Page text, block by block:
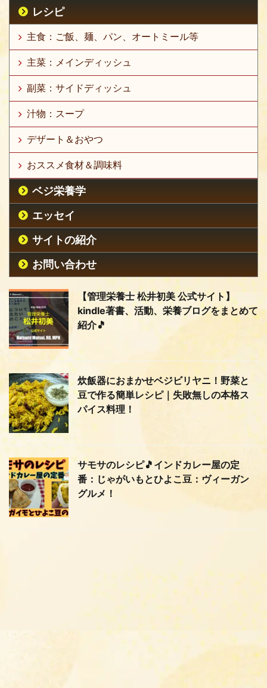
レシピ
主食：ご飯、麺、パン、オートミール等
主菜：メインディッシュ
副菜：サイドディッシュ
汁物：スープ
デザート＆おやつ
おススメ食材＆調味料
ベジ栄養学
エッセイ
サイトの紹介
お問い合わせ
【管理栄養士 松井初美 公式サイト】
kindle著書、活動、栄養ブログをまとめて
紹介🎵
炊飯器におまかせベジビリヤニ！野菜と
豆で作る簡単レシピ｜失敗無しの本格ス
パイス料理！
サモサのレシピ🎵インドカレー屋の定
番：じゃがいもとひよこ豆：ヴィーガン
グルメ！